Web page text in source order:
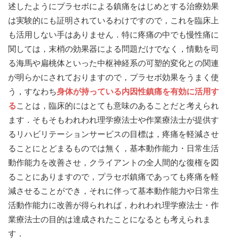
述したようにプラセボによる鎮痛をはじめとする治療効果
は実験的にも証明されているわけですので，これを臨床上
も活用しない手はありません．特に疼痛の中でも慢性痛に
関しては，末梢の効果器による問題だけでなく，情動を司
る海馬や扁桃体といった中枢神経系の可塑的変化との関連
が明らかにされておりますので，プラセボ効果をうまく使
う，すなわち身体が持っている内因性鎮痛を有効に活用す
ることは，臨床的にはとても意味のあることだと考えられ
ます．そもそもわれわれ理学療法士や作業療法士が提供す
るリハビリテーションサービスの目標は，疼痛を軽減させ
ることにとどまるものでは無く，基本動作能力・日常生活
動作能力を改善させ，クライアントの全人間的な復権を図
ることにありますので，プラセボ鎮痛であっても疼痛を軽
減させることができ，それに伴って基本動作能力や日常生
活動作能力に改善が得られれば，われわれ理学療法士・作
業療法士の目的は達成されたことになるとも考えられま
す．